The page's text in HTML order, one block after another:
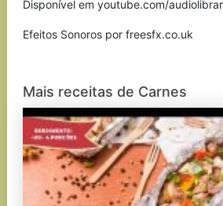
Disponível em youtube.com/
Efeitos Sonoros por freesfx.co.uk
Mais receitas de Carnes